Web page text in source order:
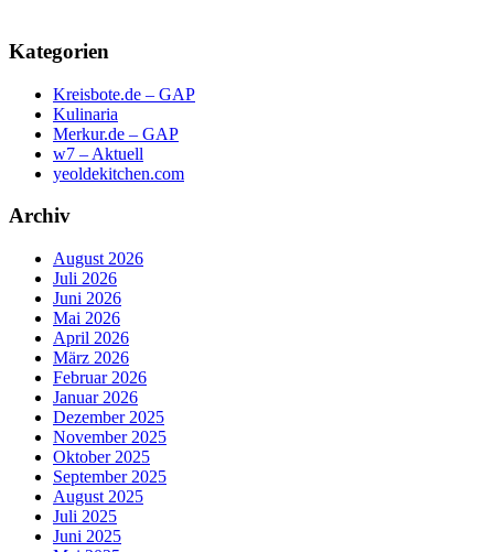
Kategorien
Kreisbote.de – GAP
Kulinaria
Merkur.de – GAP
w7 – Aktuell
yeoldekitchen.com
Archiv
August 2026
Juli 2026
Juni 2026
Mai 2026
April 2026
März 2026
Februar 2026
Januar 2026
Dezember 2025
November 2025
Oktober 2025
September 2025
August 2025
Juli 2025
Juni 2025